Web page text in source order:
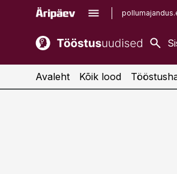
kaubandus.ee
kinnisvarauudised.ee
Avaleht Kõik lood